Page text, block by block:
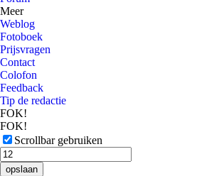
Meer
Weblog
Fotoboek
Prijsvragen
Contact
Colofon
Feedback
Tip de redactie
FOK!
FOK!
Scrollbar gebruiken
opslaan